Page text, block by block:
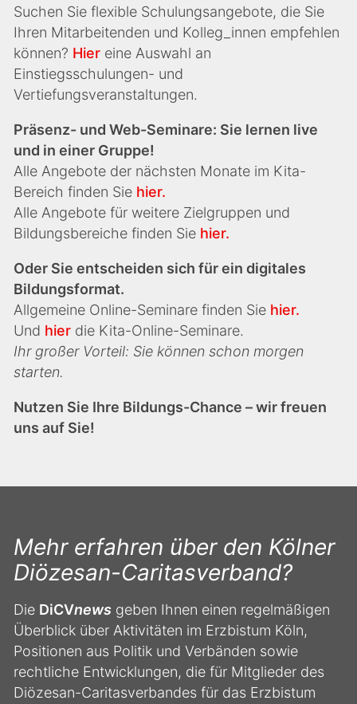
Suchen Sie flexible Schulungsangebote, die Sie
Ihren Mitarbeitenden und Kolleg_innen empfehlen
können? Hier eine Auswahl an
Einstiegsschulungen- und
Vertiefungsveranstaltungen.
Präsenz- und Web-Seminare: Sie lernen live
und in einer Gruppe!
Alle Angebote der nächsten Monate im Kita-
Bereich finden Sie hier.
Alle Angebote für weitere Zielgruppen und
Bildungsbereiche finden Sie hier.
Oder Sie entscheiden sich für ein digitales
Bildungsformat.
Allgemeine Online-Seminare finden Sie hier.
Und hier die Kita-Online-Seminare.
Ihr großer Vorteil: Sie können schon morgen
starten.
Nutzen Sie Ihre Bildungs-Chance – wir freuen
uns auf Sie!
Mehr erfahren über den Kölner
Diözesan-Caritasverband?
Die DiCVnews geben Ihnen einen regelmäßigen
Überblick über Aktivitäten im Erzbistum Köln,
Positionen aus Politik und Verbänden sowie
rechtliche Entwicklungen, die für Mitglieder des
Diözesan-Caritasverbandes für das Erzbistum